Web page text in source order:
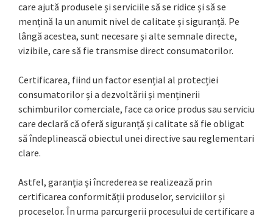
care ajută produsele și serviciile să se ridice și să se
mențină la un anumit nivel de calitate și siguranță. Pe
lângă acestea, sunt necesare și alte semnale directe,
vizibile, care să fie transmise direct consumatorilor.
Certificarea, fiind un factor esențial al protecției
consumatorilor și a dezvoltării și menținerii
schimburilor comerciale, face ca orice produs sau serviciu
care declară că oferă siguranță și calitate să fie obligat
să îndeplinească obiectul unei directive sau reglementari
clare.
Astfel, garanția și încrederea se realizează prin
certificarea conformității produselor, serviciilor și
proceselor. În urma parcurgerii procesului de certificare a